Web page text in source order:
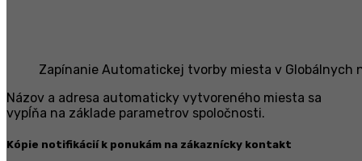
Zapínanie Automatickej tvorby miesta v Globálnych
Názov a adresa automaticky vytvoreného miesta sa
vypĺňa na základe parametrov spoločnosti.
Kópie notifikácií k ponukám na zákaznícky kontakt